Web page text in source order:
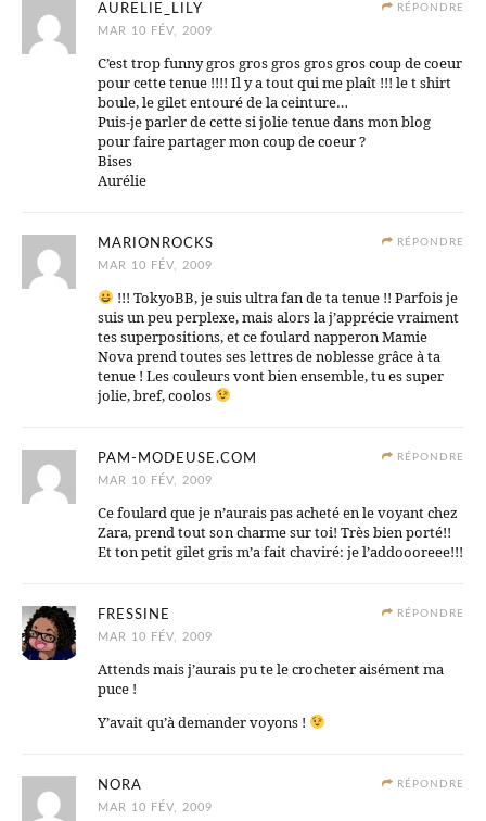
RÉPONDRE
AURELIE_LILY
MAR 10 FÉV, 2009
C’est trop funny gros gros gros gros gros coup de coeur
pour cette tenue !!!! Il y a tout qui me plaît !!! le t shirt
boule, le gilet entouré de la ceinture…
Puis-je parler de cette si jolie tenue dans mon blog
pour faire partager mon coup de coeur ?
Bises
Aurélie
RÉPONDRE
MARIONROCKS
MAR 10 FÉV, 2009
!!! TokyoBB, je suis ultra fan de ta tenue !! Parfois je
suis un peu perplexe, mais alors la j’apprécie vraiment
tes superpositions, et ce foulard napperon Mamie
Nova prend toutes ses lettres de noblesse grâce à ta
tenue ! Les couleurs vont bien ensemble, tu es super
jolie, bref, coolos
RÉPONDRE
PAM-MODEUSE.COM
MAR 10 FÉV, 2009
Ce foulard que je n’aurais pas acheté en le voyant chez
Zara, prend tout son charme sur toi! Très bien porté!!
Et ton petit gilet gris m’a fait chaviré: je l’addoooreee!!!
RÉPONDRE
FRESSINE
MAR 10 FÉV, 2009
Attends mais j’aurais pu te le crocheter aisément ma
puce !
Y’avait qu’à demander voyons !
RÉPONDRE
NORA
MAR 10 FÉV, 2009